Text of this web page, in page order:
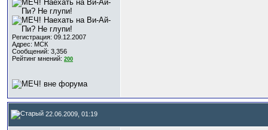
Регистрация: 09.12.2007
Адрес: МСК
Сообщений: 3,356
Рейтинг мнений: 200
22.06.2009, 01:19